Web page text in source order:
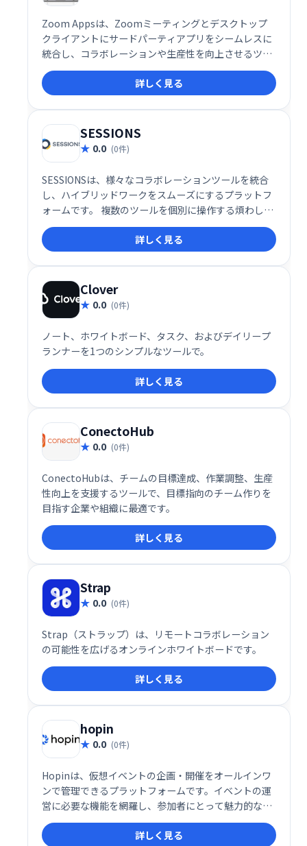
Zoom Appsは、Zoomミーティングとデスクトップ
クライアントにサードパーティアプリをシームレスに
統合し、コラボレーションや生産性を向上させるツー
ルです。現在約50種類のアプリが利用可能で、エンタ
ーテインメントも強化します。会議中にアプリを直接
起動し、より効率的で充実したミーティングを実現で
きます。
詳しく見る
SESSIONS
0.0 (0件)
SESSIONSは、様々なコラボレーションツールを統合
し、ハイブリッドワークをスムーズにするプラットフ
ォームです。 複数のツールを個別に操作する煩わしさ
を解消し、1つの場所で全てのコミュニケーションを
管理できます。 効率的な情報共有と円滑なチームワー
クを実現し、生産性の向上に貢献します。
詳しく見る
Clover
0.0 (0件)
ノート、ホワイトボード、タスク、およびデイリープ
ランナーを1つのシンプルなツールで。
詳しく見る
ConectoHub
0.0 (0件)
ConectoHubは、チームの目標達成、作業調整、生産
性向上を支援するツールで、目標指向のチーム作りを
目指す企業や組織に最適です。
詳しく見る
Strap
0.0 (0件)
Strap（ストラップ）は、リモートコラボレーション
の可能性を広げるオンラインホワイトボードです。
詳しく見る
hopin
0.0 (0件)
Hopinは、仮想イベントの企画・開催をオールインワ
ンで管理できるプラットフォームです。イベントの運
営に必要な機能を網羅し、参加者にとって魅力的な体
験を提供します。スムーズなイベント実施と参加者エ
ンゲージメントの向上を実現し、オンラインイベント
詳しく見る